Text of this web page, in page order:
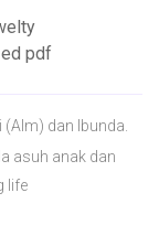
pdf
(Alm) dan Ibunda.
asuh anak dan
life